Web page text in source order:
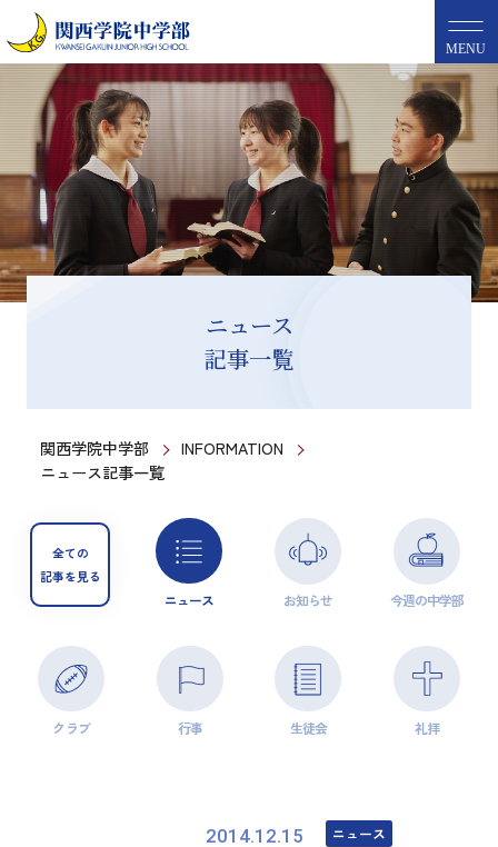
MENU
ニュース
記事一覧
関西学院中学部
INFORMATION
ニュース記事一覧
全ての
記事を見る
ニュース お知らせ 今週の中学部
クラブ 行事 生徒会 礼拝
2014.12.15 ニュース